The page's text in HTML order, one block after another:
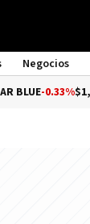
Negocios
$1,540.00